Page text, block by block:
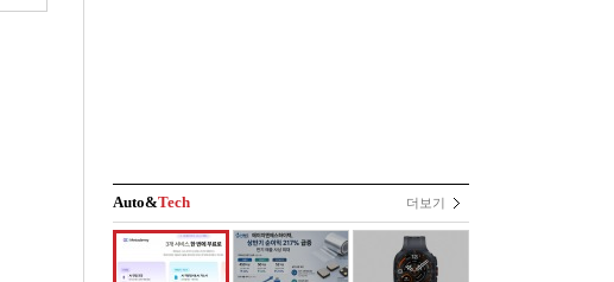
Auto&Tech 더보기